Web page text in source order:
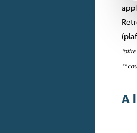
**
A